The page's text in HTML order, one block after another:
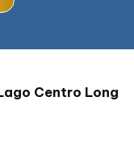
Centro Long